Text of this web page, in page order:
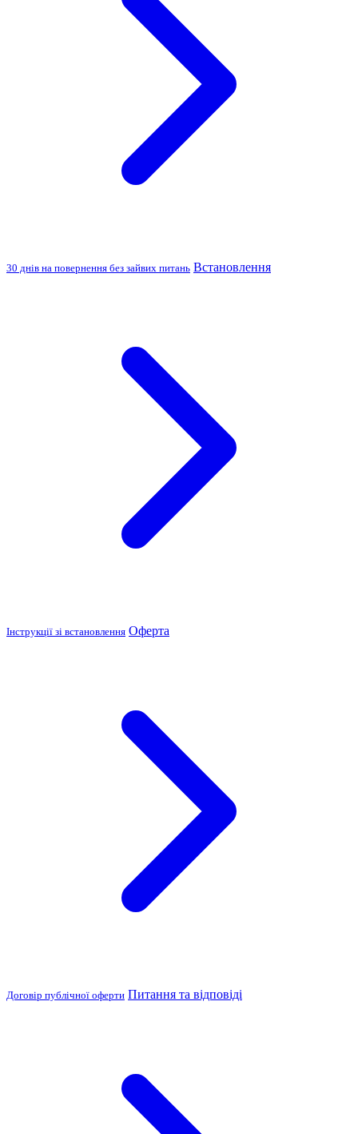
30 днів на повернення без зайвих питань Встановлення
Інструкції зі встановлення Оферта
Договір публічної оферти Питання та відповіді